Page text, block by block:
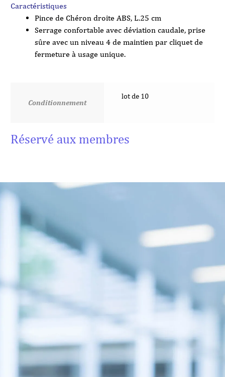
Caractéristiques
Pince de Chéron droite ABS, L.25 cm
Serrage confortable avec déviation caudale, prise
sûre avec un niveau 4 de maintien par cliquet de
fermeture à usage unique.
Conditionnement
lot de 10
Réservé aux membres